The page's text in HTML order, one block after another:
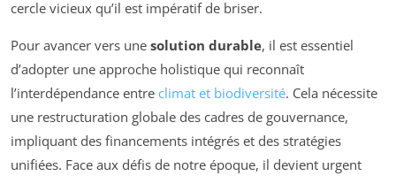
cercle vicieux qu’il est impératif de briser.
Pour avancer vers une solution durable, il est essentiel
d’adopter une approche holistique qui reconnaît
l’interdépendance entre climat et biodiversité. Cela nécessite
une restructuration globale des cadres de gouvernance,
impliquant des financements intégrés et des stratégies
unifiées. Face aux défis de notre époque, il devient urgent